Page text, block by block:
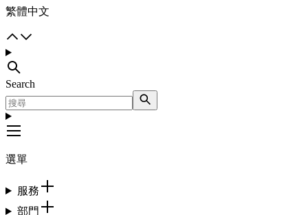
繁體中文
Search
選單
服務
部門